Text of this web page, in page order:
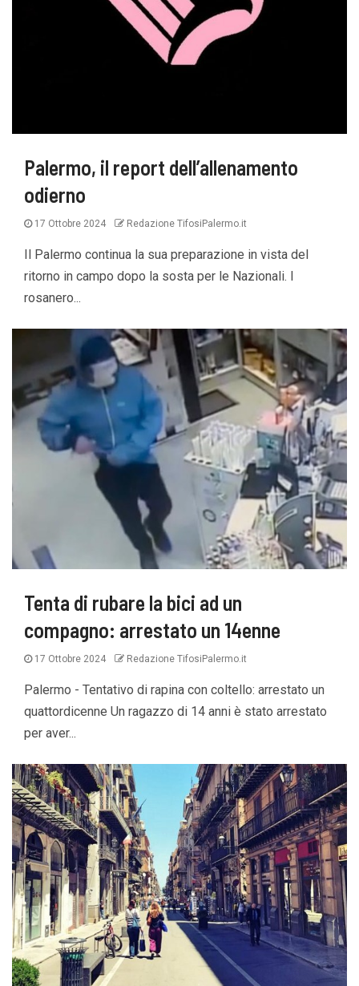
Palermo, il report dell’allenamento
odierno
17 Ottobre 2024 Redazione TifosiPalermo.it
Il Palermo continua la sua preparazione in vista del
ritorno in campo dopo la sosta per le Nazionali. I
rosanero...
Tenta di rubare la bici ad un
compagno: arrestato un 14enne
17 Ottobre 2024 Redazione TifosiPalermo.it
Palermo - Tentativo di rapina con coltello: arrestato un
quattordicenne Un ragazzo di 14 anni è stato arrestato
per aver...